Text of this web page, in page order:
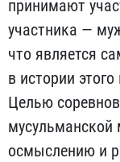
принимают
участника —
что является
в истории
Целью
осмыслению и